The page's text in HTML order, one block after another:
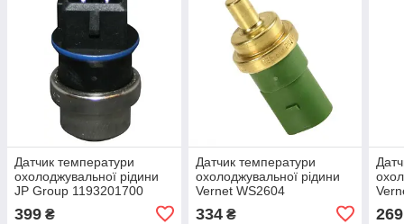
Датчик температури
охолоджувальної рідини
JP Group 1193201700
399 ₴
Датчик температури
охолоджувальної рідини
Vernet WS2604
334₴ 269